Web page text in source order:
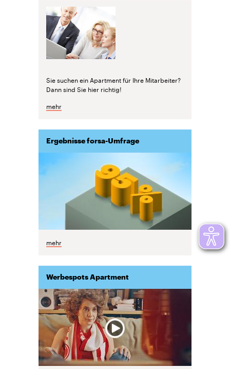
Sie suchen ein Apartment für Ihre Mitarbeiter?
Dann sind Sie hier richtig!
mehr
Ergebnisse forsa-Umfrage
mehr
Werbespots Apartment